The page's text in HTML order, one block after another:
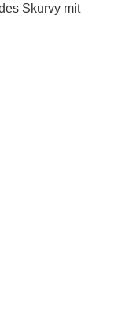
Skurvy mit
CHASE Menge